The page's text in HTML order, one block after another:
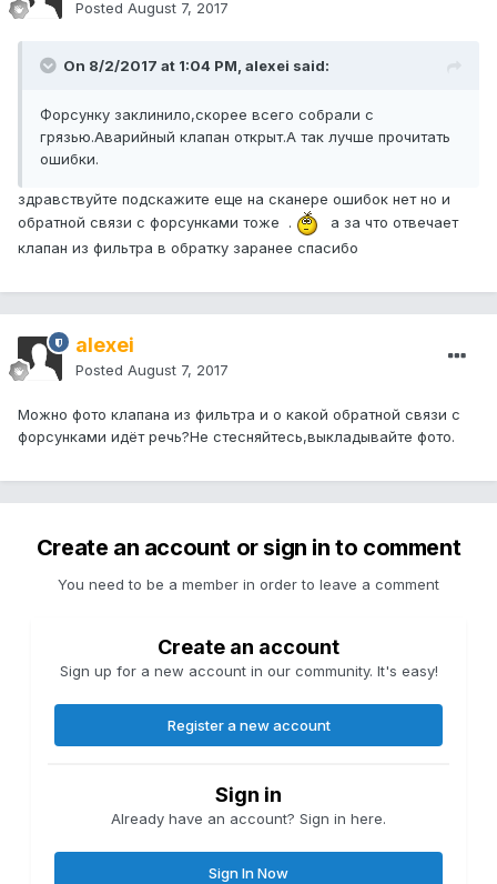
Posted August 7, 2017
On 8/2/2017 at 1:04 PM, alexei said:
Форсунку заклинило,скорее всего собрали с
грязью.Аварийный клапан открыт.А так лучше прочитать
ошибки.
здравствуйте подскажите еще на сканере ошибок нет но и
обратной связи с форсунками тоже .
а за что отвечает
клапан из фильтра в обратку заранее спасибо
alexei
Posted August 7, 2017
Можно фото клапана из фильтра и о какой обратной связи с
форсунками идёт речь?Не стесняйтесь,выкладывайте фото.
Create an account or sign in to comment
You need to be a member in order to leave a comment
Create an account
Sign up for a new account in our community. It's easy!
Register a new account
Sign in
Already have an account? Sign in here.
Sign In Now